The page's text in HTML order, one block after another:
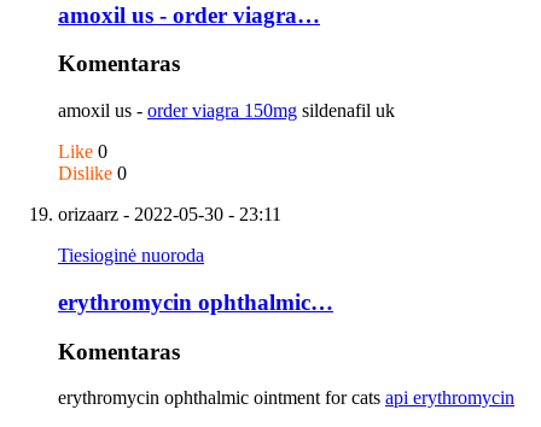
amoxil us - order viagra…
Komentaras
amoxil us - order viagra 150mg sildenafil uk
Like 0
Dislike 0
orizaarz - 2022-05-30 - 23:11
Tiesioginė nuoroda
erythromycin ophthalmic…
Komentaras
erythromycin ophthalmic ointment for cats api erythromycin